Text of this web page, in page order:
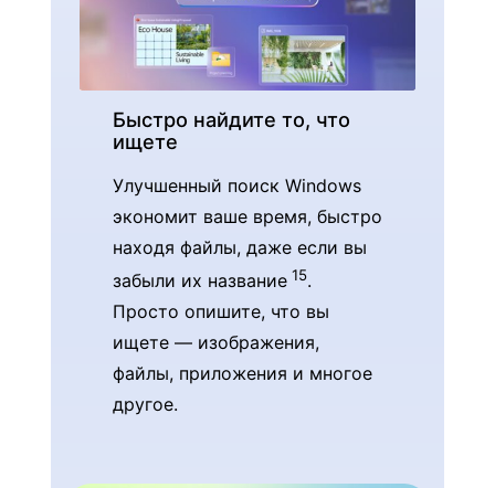
Быстро найдите то, что
ищете
Улучшенный поиск Windows
экономит ваше время, быстро
находя файлы, даже если вы
забыли их название 15.
Просто опишите, что вы
ищете — изображения,
файлы, приложения и многое
другое.